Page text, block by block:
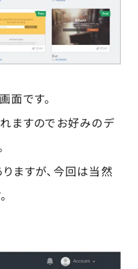
面です。
ますのでお好みのデ
ますが、今回は当然